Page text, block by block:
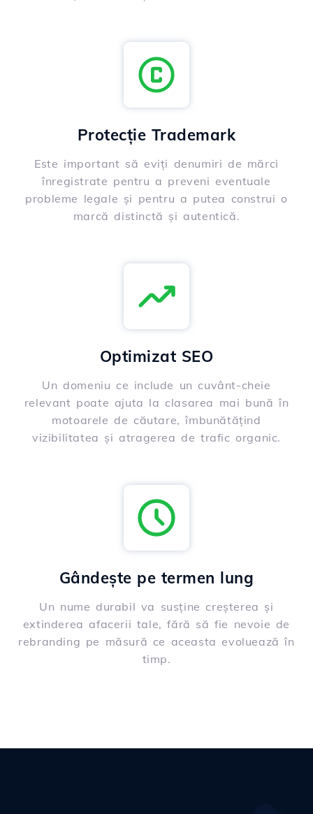
Protecție Trademark
Este important să eviți denumiri de mărci
înregistrate pentru a preveni eventuale
probleme legale și pentru a putea construi o
marcă distinctă și autentică.
Optimizat SEO
Un domeniu ce include un cuvânt-cheie
relevant poate ajuta la clasarea mai bună în
motoarele de căutare, îmbunătățind
vizibilitatea și atragerea de trafic organic.
Gândește pe termen lung
Un nume durabil va susține creșterea și
extinderea afacerii tale, fără să fie nevoie de
rebranding pe măsură ce aceasta evoluează în
timp.